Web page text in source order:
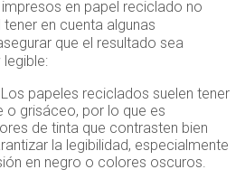
en papel reciclado no
en cuenta algunas
que el resultado sea
Los papeles reciclados suelen tener
o grisáceo, por lo que es
de tinta que contrasten bien
la legibilidad, especialmente
en negro o colores oscuros.